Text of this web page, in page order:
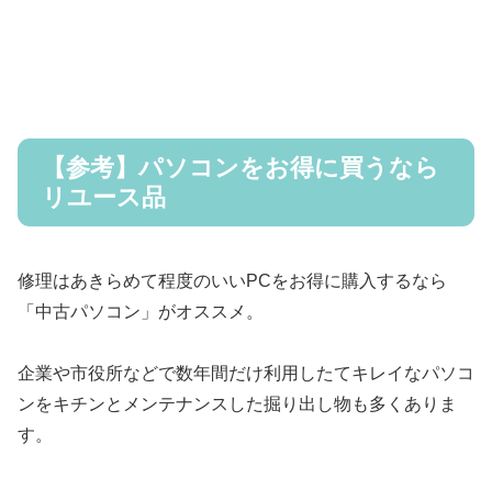
【参考】パソコンをお得に買うなら
リユース品
修理はあきらめて程度のいいPCをお得に購入するなら
「中古パソコン」がオススメ。
企業や市役所などで数年間だけ利用したてキレイなパソコ
ンをキチンとメンテナンスした掘り出し物も多くありま
す。